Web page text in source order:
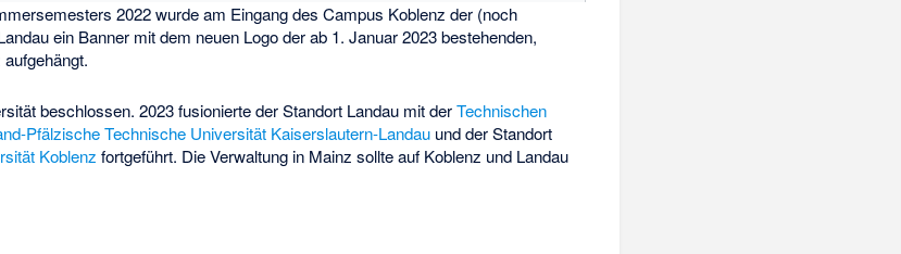
2022 wurde am Eingang des Campus Koblenz der (noch
ein Banner mit dem neuen Logo der ab 1. Januar 2023 bestehenden,
beschlossen. 2023 fusionierte der Standort Landau mit derTechnischen
Pfälzische Technische Universität Kaiserslautern-Landau und der Standort
Koblenz fortgeführt. Die Verwaltung in Mainz sollte auf Koblenz und Landau